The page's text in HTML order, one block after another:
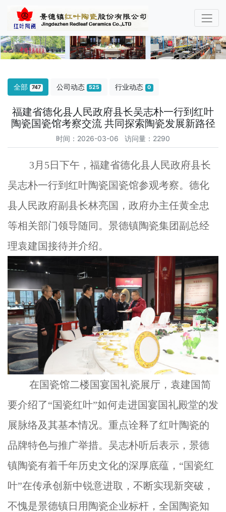
全部 747 公司动态 525 行业动态 0
福建省德化县人民政府县长吴志朴一行到红叶
陶瓷国瓷馆考察交流 共同探索陶瓷发展新路径
时间：2026-03-06 访问量：2290
3月5日下午，福建省德化县人民政府县长
吴志朴一行到红叶陶瓷国瓷馆参观考察。德化
县人民政府副县长林亮国，政府办主任黄全忠
等相关部门领导随同。景德镇陶瓷集团副总经
理袁建国接待并介绍。
在国瓷馆二楼国宴国礼瓷展厅，袁建国简
要介绍了“国瓷红叶”如何走进国宴国礼殿堂的发
展脉络及其基本情况。重点诠释了红叶陶瓷的
品牌特色与推广举措。吴志朴听后表示，景德
镇陶瓷有着千年历史文化的深厚底蕴，“国瓷红
叶”在传承创新中锐意进取，不断实现新突破，
不愧是景德镇日用陶瓷企业标杆，全国陶瓷知